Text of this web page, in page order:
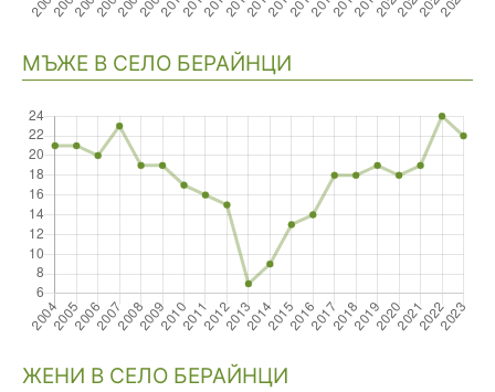
МЪЖЕ В СЕЛО БЕРАЙНЦИ
ЖЕНИ В СЕЛО БЕРАЙНЦИ